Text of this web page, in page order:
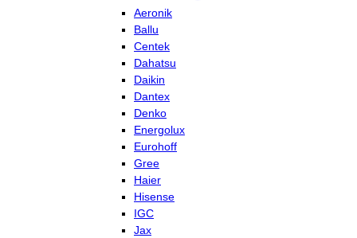
Aeronik
Ballu
Centek
Dahatsu
Daikin
Dantex
Denko
Energolux
Eurohoff
Gree
Haier
Hisense
IGC
Jax